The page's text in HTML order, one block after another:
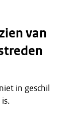
van
in geschil